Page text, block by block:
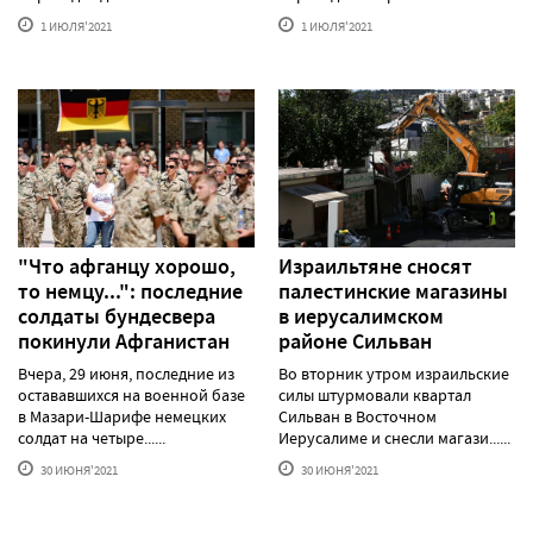
1 ИЮЛЯ'2021 1 ИЮЛЯ'2021
"Что афганцу хорошо,
то немцу...": последние
солдаты бундесвера
покинули Афганистан
Вчера, 29 июня, последние из
остававшихся на военной базе
в Мазари-Шарифе немецких
солдат на четыре......
30 ИЮНЯ'2021
Израильтяне сносят
палестинские магазины
в иерусалимском
районе Сильван
Во вторник утром израильские
силы штурмовали квартал
Сильван в Восточном
Иерусалиме и снесли магази......
30 ИЮНЯ'2021